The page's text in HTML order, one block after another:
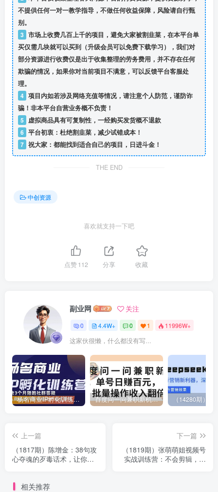
不提供任何一对一教学指导，不做任何收益保障，风险请自行甄
别。
3 市场上收费几百上千的项目，避免大家被割韭菜，在本平台单
买仅需几块就可以买到（升级会员可以免费下载学习），我们对
部分资源进行收费仅是出于收集整理的劳务费用，并不存在任何
欺骗的情况，如果你对当前项目不满意，可以反馈平台客服处
理。
4 项目内如若涉及网络充值等情况，请注意个人防范，谨防诈
骗！非本平台自营业务概不负责！
5
虚拟商品具有可复制性，一经购买发货概不退款
6 平台初衷：杜绝割韭菜，减少试错成本！
7 祝大家：都能找到适合自己的项目，日进斗金！
THE END
中创资源
喜欢就支持一下吧
点赞112 分享 收藏
副业网 关注
0 4.4W+ 0 1 11996W+
这家伙很懒，什么都没有写...
杨名商业IP孵化训练营，从商业到内容到转化一站式学 价值5980元 百度问一问兼职新机遇，单号日赚百元，批量操作收入翻倍
上一篇
（1817期）陈增金：38句攻
心夺魂的歹毒话术，让你销
下一篇
（1819期）张萌萌姐视频号
实战训练营：不会剪辑，毫
相关推荐